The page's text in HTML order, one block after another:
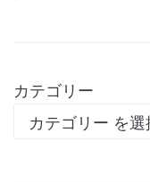
カテゴリー